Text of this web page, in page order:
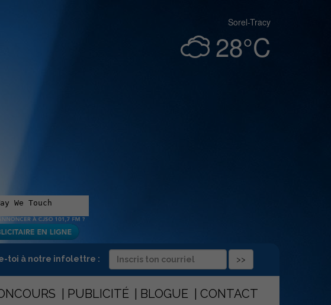
Sorel-Tracy
28°C
toi à notre infolettre :
PUBLICITÉ BLOGUE CONTACT